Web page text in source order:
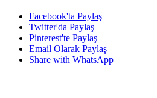
Facebook'ta Paylaş
Twitter'da Paylaş
Pinterest'te Paylaş
Email Olarak Paylaş
Share with WhatsApp